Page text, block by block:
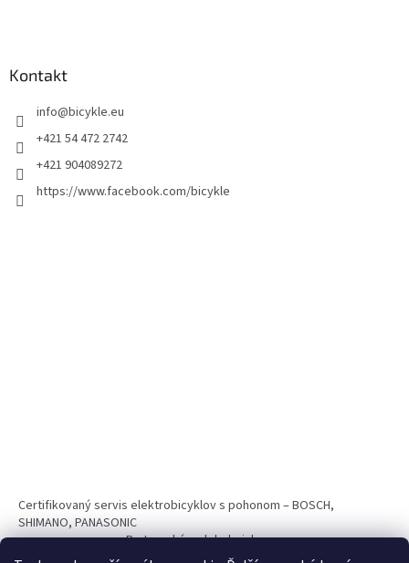
Kontakt
info@bicykle.eu
+421 54 472 2742
+421 904089272
https://www.facebook.com/bicykle
Certifikovaný servis elektrobicyklov s pohonom – BOSCH,
SHIMANO, PANASONIC
Partnerský web hokejshop.eu